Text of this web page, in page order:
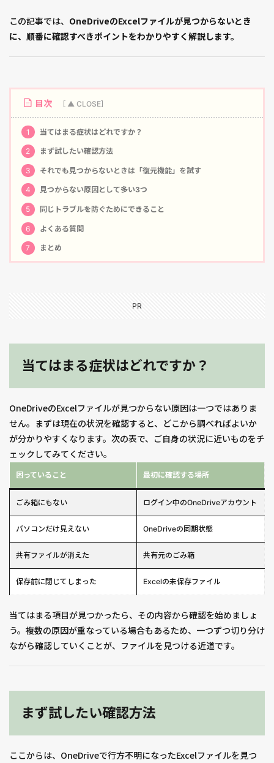
この記事では、 OneDriveのExcelファイルが見つからないとき
に、順番に確認すべきポイントをわかりやすく解説します。
目次
1 当てはまる症状はどれですか？
2 まず試したい確認方法
3 それでも見つからないときは「復元機能」を試す
4 見つからない原因として多い3つ
5 同じトラブルを防ぐためにできること
6 よくある質問
7 まとめ
PR
当てはまる症状はどれですか？
OneDriveのExcelファイルが見つからない原因は一つではありま
せん。まずは現在の状況を確認すると、どこから調べればよいか
が分かりやすくなります。次の表で、ご自身の状況に近いものをチ
ェックしてみてください。
困っていること 最初に確認する場所
ごみ箱にもない ログイン中のOneDriveアカウント
パソコンだけ見えない OneDriveの同期状態
共有ファイルが消えた 共有元のごみ箱
保存前に閉じてしまった Excelの未保存ファイル
当てはまる項目が見つかったら、その内容から確認を始めましょ
う。複数の原因が重なっている場合もあるため、一つずつ切り分け
ながら確認していくことが、ファイルを見つける近道です。
まず試したい確認方法
ここからは、OneDriveで行方不明になったExcelファイルを見つ